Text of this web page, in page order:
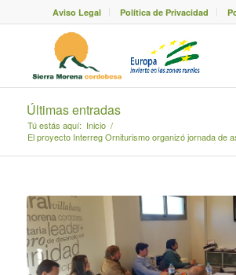
Aviso Legal Política de Privacidad
Últimas entradas
Tú estás aquí: Inicio /
El proyecto Interreg Orniturismo organizó jornada de